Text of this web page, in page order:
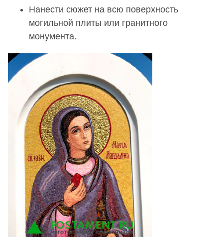
Нанести сюжет на всю поверхность
могильной плиты или гранитного
монумента.